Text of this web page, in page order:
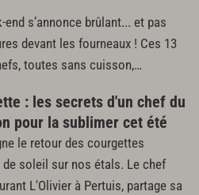
end s’annonce brûlant... et pas
devant les fourneaux ! Ces 13
toutes sans cuisson,…
: les secrets d'un chef du
pour la sublimer cet été
le retour des courgettes
de soleil sur nos étals. Le chef
L'Olivier à Pertuis, partage sa